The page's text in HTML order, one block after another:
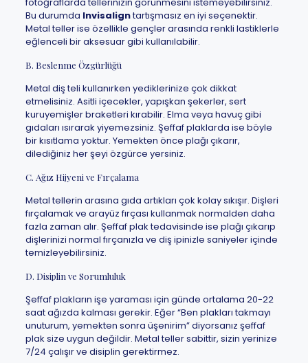
fotoğraflarda tellerinizin görünmesini istemeyebilirsiniz.
Bu durumda Invisaligntartışmasız en iyi seçenektir.
Metal teller ise özellikle gençler arasında renkli lastiklerle
eğlenceli bir aksesuar gibi kullanılabilir.
B. Beslenme Özgürlüğü
Metal diş teli kullanırken yediklerinize çok dikkat
etmelisiniz. Asitli içecekler, yapışkan şekerler, sert
kuruyemişler braketleri kırabilir. Elma veya havuç gibi
gıdaları ısırarak yiyemezsiniz. Şeffaf plaklarda ise böyle
bir kısıtlama yoktur. Yemekten önce plağı çıkarır,
dilediğiniz her şeyi özgürce yersiniz.
C. Ağız Hijyeni ve Fırçalama
Metal tellerin arasına gıda artıkları çok kolay sıkışır. Dişleri
fırçalamak ve arayüz fırçası kullanmak normalden daha
fazla zaman alır. Şeffaf plak tedavisinde ise plağı çıkarıp
dişlerinizi normal fırçanızla ve diş ipinizle saniyeler içinde
temizleyebilirsiniz.
D. Disiplin ve Sorumluluk
Şeffaf plakların işe yaraması için günde ortalama 20-22
saat ağızda kalması gerekir. Eğer “Ben plakları takmayı
unuturum, yemekten sonra üşenirim” diyorsanız şeffaf
plak size uygun değildir. Metal teller sabittir, sizin yerinize
7/24 çalışır ve disiplin gerektirmez.